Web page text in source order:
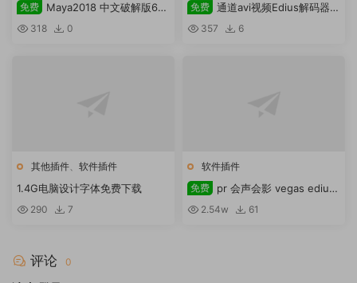
免费
Maya2018 中文破解版64
位含注册机 maya2018软件安装
318 0
免费 通道avi视频Edius解码器下
载 357 6
其他插件、 软件插件
1.4G电脑设计字体免费下载
290 7
软件插件
免费
pr 会声会影 vegas edius
通用三维插件boris red 5.5.2下
2.54w 61
评论 0